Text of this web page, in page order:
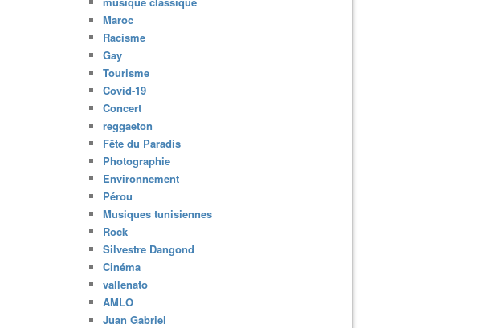
Maroc
Racisme
Gay
Tourisme
Covid-19
Concert
reggaeton
Fête du Paradis
Photographie
Environnement
Pérou
Musiques tunisiennes
Rock
Silvestre Dangond
Cinéma
vallenato
AMLO
Juan Gabriel